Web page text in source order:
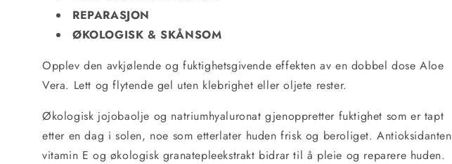
REPARASJON
ØKOLOGISK & SKÅNSOM
Opplev den avkjølende og fuktighetsgivende effekten av en dobbel dose Aloe
Vera. Lett og flytende gel uten klebrighet eller oljete rester.
Økologisk jojobaolje og natriumhyaluronat gjenoppretter fuktighet som er tapt
etter en dag i solen, noe som etterlater huden frisk og beroliget. Antioksidanten
vitamin E og økologisk granatepleekstrakt bidrar til å pleie og reparere huden.